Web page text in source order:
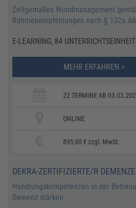
Zeitgemäßes Wundmanagement
Rahmenempfehlungen nach § 132a
E-LEARNING, 84
MEHR ERFAHREN >
22 TERMINE AB
ONLINE
895,00 € zzgl. MwSt.
DEKRA-ZERTIFIZIERTE/R
Handlungskompetenzen in der
Demenz stärken